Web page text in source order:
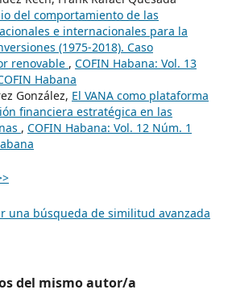
del comportamiento de las
e internacionales para la
(1975-2018). Caso
renovable , COFIN Habana: Vol. 13
Habana
González, El VANA como plataforma
financiera estratégica en las
, COFIN Habana: Vol. 12 Núm. 1
una búsqueda de similitud avanzada
del mismo autor/a